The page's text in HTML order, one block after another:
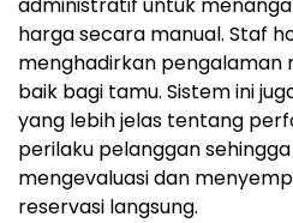
administratif untuk
harga secara manual. Staf
menghadirkan pengalaman
baik bagi tamu. Sistem ini
yang lebih jelas tentang
perilaku pelanggan
mengevaluasi dan
reservasi langsung.